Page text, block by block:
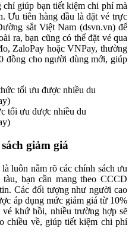
giúp bạn tiết kiệm chi phí mà
Ưu tiên hàng đầu là đặt vé trực
sắt Việt Nam (dsvn.vn) để
ra, bạn cũng có thể đặt vé qua
ZaloPay hoặc VNPay, thường
đồng cho người dùng mới, giúp
tối ưu được nhiều du
giảm giá
luôn nắm rõ các chính sách ưu
bạn cần mang theo CCCD
Các đối tượng như người cao
áp dụng mức giảm giá từ 10%
khứ hồi, nhiều trường hợp sẽ
chiều về, giúp tiết kiệm chi phí